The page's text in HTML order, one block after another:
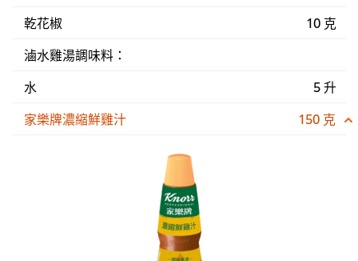
乾花椒
10 克
滷水雞湯調味料：
水
5 升
家樂牌濃縮鮮雞汁
150 克